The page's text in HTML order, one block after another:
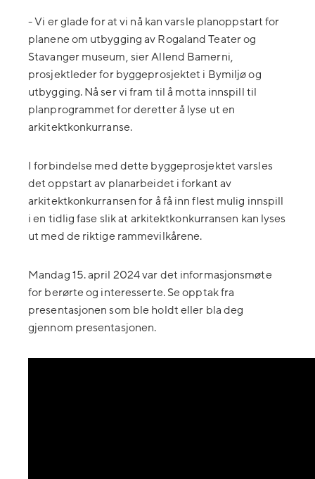
- Vi er glade for at vi nå kan varsle planoppstart for
planene om utbygging av Rogaland Teater og
Stavanger museum, sier Allend Bamerni,
prosjektleder for byggeprosjektet i Bymiljø og
utbygging. Nå ser vi fram til å motta innspill til
planprogrammet for deretter å lyse ut en
arkitektkonkurranse.
I forbindelse med dette byggeprosjektet varsles
det oppstart av planarbeidet i forkant av
arkitektkonkurransen for å få inn flest mulig innspill
i en tidlig fase slik at arkitektkonkurransen kan lyses
ut med de riktige rammevilkårene.
Mandag 15. april 2024 var det informasjonsmøte
for berørte og interesserte. Se opptak fra
presentasjonen som ble holdt eller bla deg
gjennom presentasjonen.